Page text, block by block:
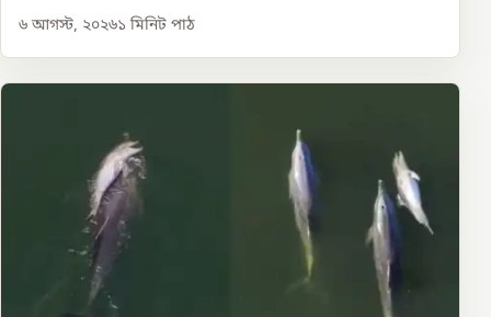
৬ আগস্ট, ২০২৬১ মিনিট পাঠ